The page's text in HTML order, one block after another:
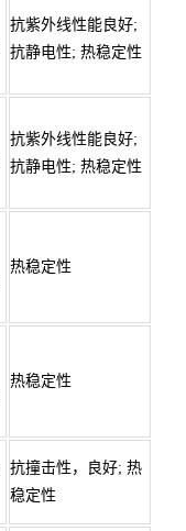
抗紫外线性能良好;
抗静电性; 热稳定性
抗紫外线性能良好;
抗静电性; 热稳定性
热稳定性
热稳定性
抗撞击性，良好; 热
稳定性